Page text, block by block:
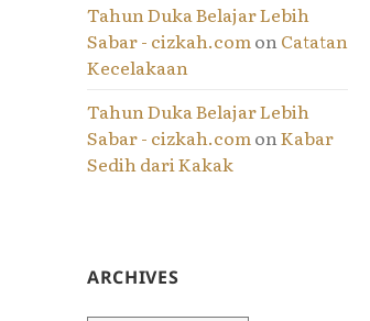
Tahun Duka Belajar Lebih
Sabar - cizkah.comonCatatan
Kecelakaan
Tahun Duka Belajar Lebih
Sabar - cizkah.comonKabar
Sedih dari Kakak
ARCHIVES